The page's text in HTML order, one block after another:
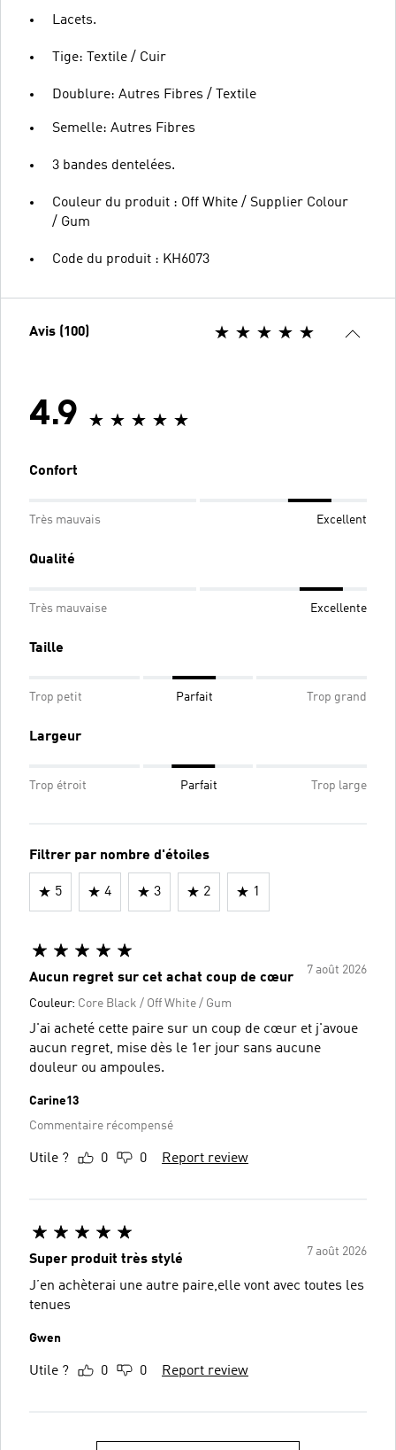
Lacets.
Tige: Textile / Cuir
Doublure: Autres Fibres / Textile
Semelle: Autres Fibres
3 bandes dentelées.
Couleur du produit : Off White / Supplier Colour
/ Gum
Code du produit : KH6073
Avis (100)
4.9
Confort
Très mauvais Excellent
Qualité
Très mauvaise Excellente
Taille
Trop petit Parfait Trop grand
Largeur
Trop étroit Parfait Trop large
Filtrer par nombre d'étoiles
5 4 3 2 1
7 août 2026
Aucun regret sur cet achat coup de cœur
Couleur: Core Black / Off White / Gum
J'ai acheté cette paire sur un coup de cœur et j'avoue
aucun regret, mise dès le 1er jour sans aucune
douleur ou ampoules.
Carine13
Commentaire récompensé
Utile ? 0 0 Report review
7 août 2026
Super produit très stylé
J’en achèterai une autre paire,elle vont avec toutes les
tenues
Gwen
Utile ? 0 0 Report review